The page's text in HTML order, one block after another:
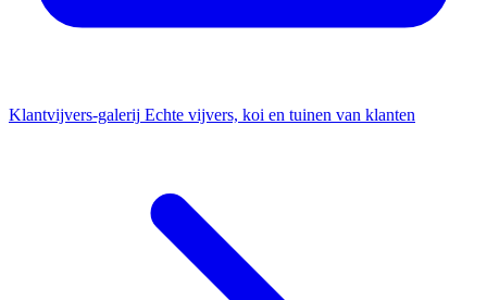
Klantvijvers-galerij Echte vijvers, koi en tuinen van klanten